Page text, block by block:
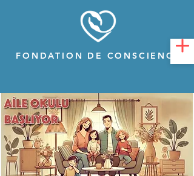
FONDATION DE CONSCIENCE